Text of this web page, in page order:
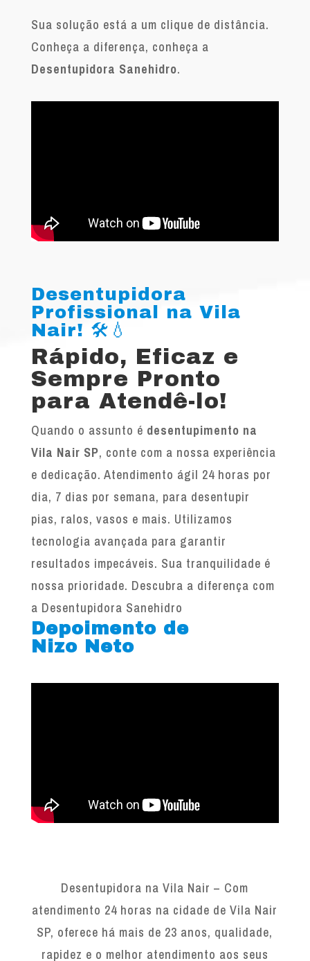
Sua solução está a um clique de distância.
Conheça a diferença, conheça a
Desentupidora Sanehidro.
Desentupidora
Profissional na Vila
Nair! 🛠️💧
Rápido, Eficaz e
Sempre Pronto
para Atendê-lo!
Quando o assunto é desentupimento na
Vila Nair SP, conte com a nossa experiência
e dedicação. Atendimento ágil 24 horas por
dia, 7 dias por semana, para desentupir
pias, ralos, vasos e mais. Utilizamos
tecnologia avançada para garantir
resultados impecáveis. Sua tranquilidade é
nossa prioridade. Descubra a diferença com
a Desentupidora Sanehidro
Depoimento de
Nizo Neto
Desentupidora na Vila Nair – Com
atendimento 24 horas na cidade de Vila Nair
SP, oferece há mais de 23 anos, qualidade,
rapidez e o melhor atendimento aos seus